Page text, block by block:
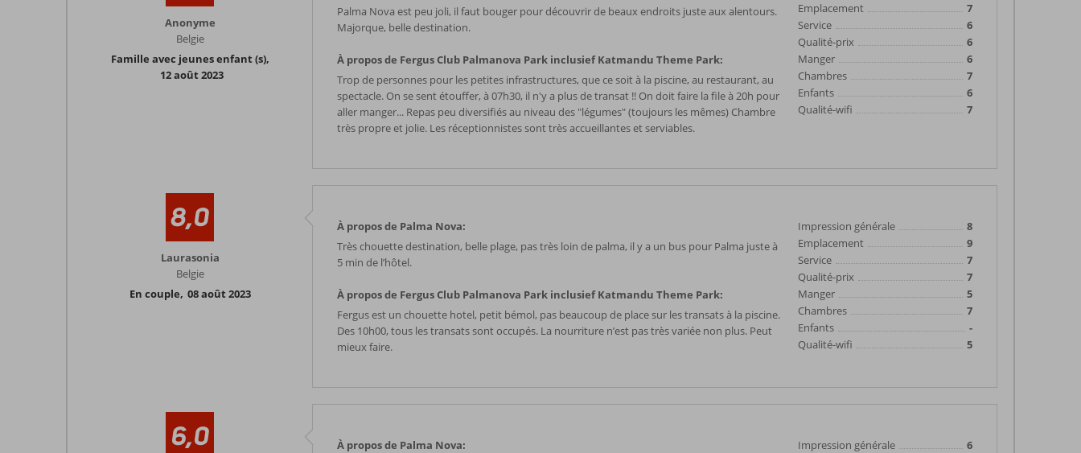
Anonyme
Belgie
Famille avec jeunes enfant (s),
12 août 2023
Palma Nova est peu joli, il faut bouger pour découvrir de beaux endroits juste aux alentours.
Majorque, belle destination.
À propos de Fergus Club Palmanova Park inclusief Katmandu Theme Park:
Trop de personnes pour les petites infrastructures, que ce soit à la piscine, au restaurant, au
spectacle. On se sent étouffer, à 07h30, il n'y a plus de transat !! On doit faire la file à 20h pour
aller manger... Repas peu diversifiés au niveau des "légumes" (toujours les mêmes) Chambre
très propre et jolie. Les réceptionnistes sont très accueillantes et serviables.
Emplacement
7
Service
6
Qualité-prix
6
Manger
6
Chambres
7
Enfants
6
Qualité-wifi
7
8,0
Laurasonia
Belgie
En couple, 08 août 2023
À propos de Palma Nova:
Très chouette destination, belle plage, pas très loin de palma, il y a un bus pour Palma juste à
5 min de l’hôtel.
À propos de Fergus Club Palmanova Park inclusief Katmandu Theme Park:
Fergus est un chouette hotel, petit bémol, pas beaucoup de place sur les transats à la piscine.
Des 10h00, tous les transats sont occupés. La nourriture n’est pas très variée non plus. Peut
mieux faire.
Impression générale
8
Emplacement
9
Service
7
Qualité-prix
7
Manger
5
Chambres
7
Enfants
-
Qualité-wifi
5
6,0
À propos de Palma Nova:
Impression générale
6